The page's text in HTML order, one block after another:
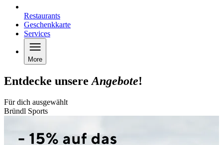
Restaurants
Geschenkkarte
Services
More
Entdecke unsereAngebote!
Für dich ausgewählt
Bründl Sports